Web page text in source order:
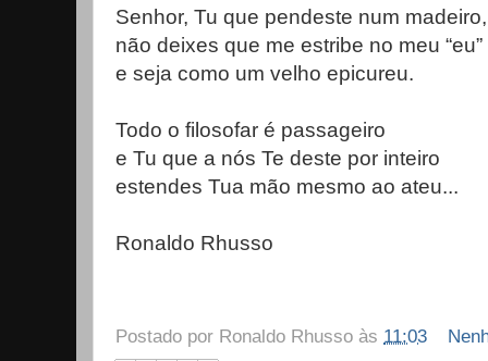
Senhor, Tu que pendeste num madeiro,
não deixes que me estribe no meu “eu”
e seja como um velho epicureu.
Todo o filosofar é passageiro
e Tu que a nós Te deste por inteiro
estendes Tua mão mesmo ao ateu...
Ronaldo Rhusso
Postado por Ronaldo Rhusso às 11:03